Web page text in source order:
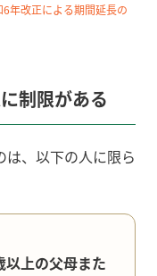
年改正による期間延長の
制限がある
、以下の人に限ら
以上の父母また